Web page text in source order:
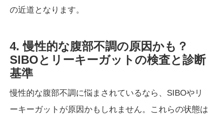
の近道となります。
4. 慢性的な腹部不調の原因かも？
SIBOとリーキーガットの検査と診断
基準
慢性的な腹部不調に悩まされているなら、SIBOやリ
ーキーガットが原因かもしれません。これらの状態は